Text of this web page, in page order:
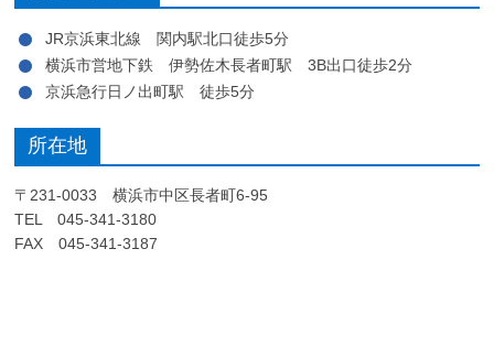
JR京浜東北線 関内駅北口徒歩5分
横浜市営地下鉄 伊勢佐木長者町駅 3B出口徒歩2分
京浜急行日ノ出町駅 徒歩5分
所在地
〒231-0033 横浜市中区長者町6-95
TEL 045-341-3180
FAX 045-341-3187